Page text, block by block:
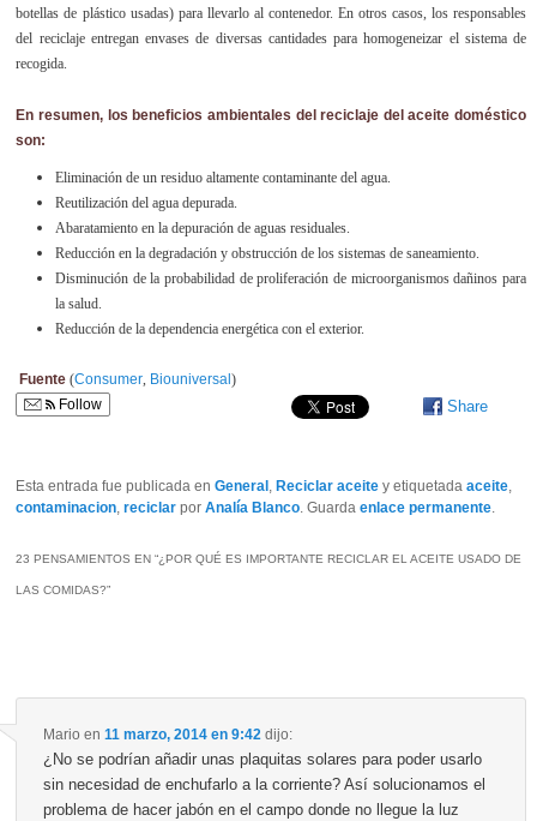
botellas de plástico usadas) para llevarlo al contenedor. En otros casos, los responsables
del reciclaje entregan envases de diversas cantidades para homogeneizar el sistema de
recogida.
En resumen, los beneficios ambientales del reciclaje del aceite doméstico
son:
Eliminación de un residuo altamente contaminante del agua.
Reutilización del agua depurada.
Abaratamiento en la depuración de aguas residuales.
Reducción en la degradación y obstrucción de los sistemas de saneamiento.
Disminución de la probabilidad de proliferación de microorganismos dañinos para
la salud.
Reducción de la dependencia energética con el exterior.
Fuente (Consumer, Biouniversal)
Follow
Share
Esta entrada fue publicada enGeneral , Reciclar aceite y etiquetadaaceite,
contaminacion,reciclar porAnalía Blanco. Guardaenlace permanente.
23 PENSAMIENTOS EN “¿POR QUÉ ES IMPORTANTE RECICLAR EL ACEITE USADO DE
LAS COMIDAS?”
Mario en 11 marzo, 2014 en 9:42 dijo:
¿No se podrían añadir unas plaquitas solares para poder usarlo
sin necesidad de enchufarlo a la corriente? Así solucionamos el
problema de hacer jabón en el campo donde no llegue la luz